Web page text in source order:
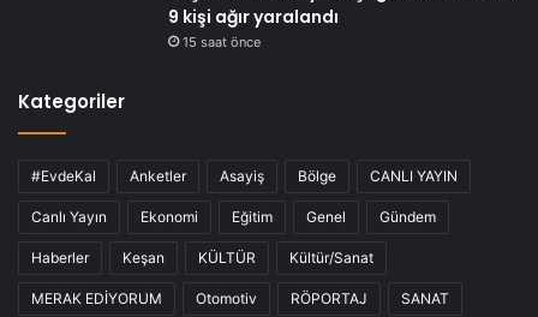
9 kişi ağır yaralandı
15 saat önce
Kategoriler
#EvdeKal Anketler Asayiş Bölge CANLI YAYIN
Canlı Yayın Ekonomi Eğitim Genel Gündem
Haberler Keşan KÜLTÜR Kültür/Sanat
MERAK EDİYORUM Otomotiv RÖPORTAJ SANAT